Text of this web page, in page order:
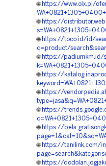
🌐 https://www.olx.pl/
🌐 https://
🌐 https://toco.id/id/
q=product/
🌐 https://padiumkm.id/
🌐 https://
🌐 https://
🌐 https://
🌐 https://
🌐 https://tanilink.com/
🌐 https://